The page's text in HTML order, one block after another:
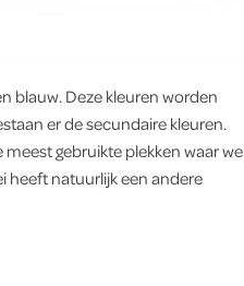
blauw. Deze kleuren worden
er de secundaire kleuren.
gebruikte plekken waar we
heeft natuurlijk een andere